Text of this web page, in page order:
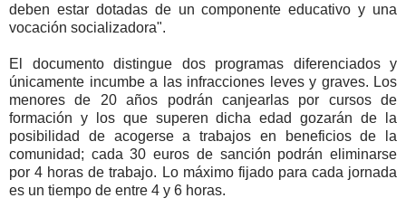
deben estar dotadas de un componente educativo y una
vocación socializadora".
El documento distingue dos programas diferenciados y
únicamente incumbe a las infracciones leves y graves. Los
menores de 20 años podrán canjearlas por cursos de
formación y los que superen dicha edad gozarán de la
posibilidad de acogerse a trabajos en beneficios de la
comunidad; cada 30 euros de sanción podrán eliminarse
por 4 horas de trabajo. Lo máximo fijado para cada jornada
es un tiempo de entre 4 y 6 horas.